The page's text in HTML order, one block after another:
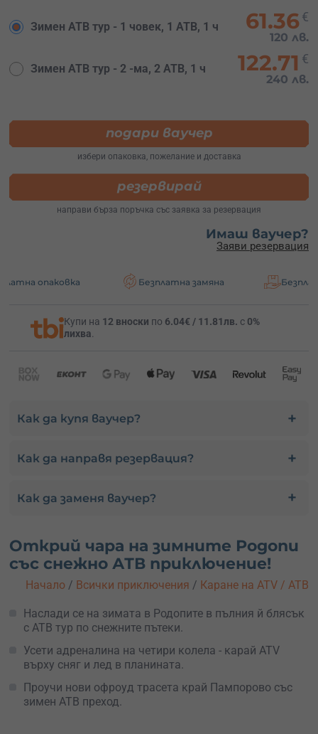
Зимен АТВ тур - 1 човек, 1 АТВ, 1 ч 61.36€
120 лв.
Зимен АТВ тур - 2 -ма, 2 АТВ, 1 ч 122.71 €
240 лв.
подари ваучер
избери опаковка, пожелание и доставка
резервирай
направи бърза поръчка със заявка за резервация
Имаш ваучер?
Заяви резервация
Безплатна замяна Безплатна
Купи на 12 вноски по 6.04€ / 11.81лв. с 0%
лихва.
Как да купя ваучер?
Как да направя резервация?
Как да заменя ваучер?
Открий чара на зимните Родопи
със снежно АТВ приключение!
Начало / Всички приключения / Каране на ATV / АТВ
Наслади се на зимата в Родопите в пълния й блясък
с АТВ тур по снежните пътеки.
Усети адреналина на четири колела - карай ATV
върху сняг и лед в планината.
Проучи нови офроуд трасета край Пампорово със
зимен АТВ преход.